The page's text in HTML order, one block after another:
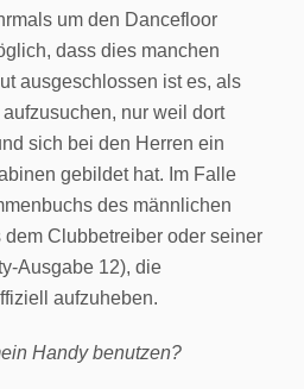
um den Dancefloor
dass dies manchen
ausgeschlossen ist es, als
nur weil dort
sich bei den Herren ein
gebildet hat. Im Falle
des männlichen
Clubbetreiber oder seiner
Ausgabe 12), die
aufzuheben.
Handy benutzen?